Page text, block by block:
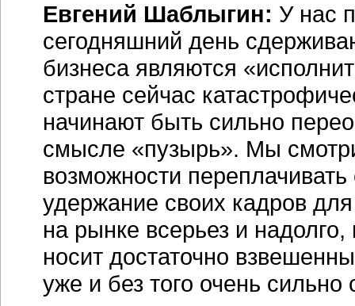
Евгений Шаблыгин: У нас
сегодняшний день
бизнеса являются
стране сейчас
начинают быть сильно
смысле «пузырь». Мы
возможности
удержание своих кадров
на рынке всерьез и
носит достаточно
уже и без того очень